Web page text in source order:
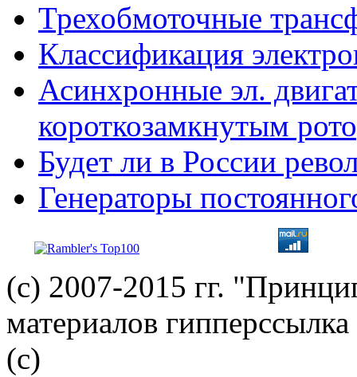
Трехобмоточные
Классификация
Асинхронные эл.
короткозамкнутым
Будет ли в России
Генераторы
(с) 2007-2015 гг.
материалов гипперссылка
(c)